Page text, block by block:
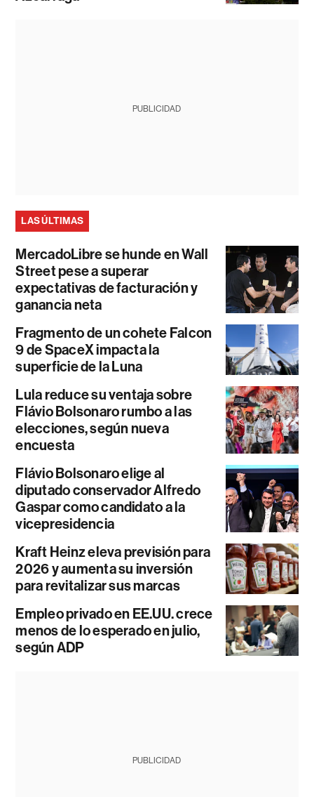
PUBLICIDAD
LAS ÚLTIMAS
MercadoLibre se hunde en Wall
Street pese a superar
expectativas de facturación y
ganancia neta
Fragmento de un cohete Falcon
9 de SpaceX impacta la
superficie de la Luna
Lula reduce su ventaja sobre
Flávio Bolsonaro rumbo a las
elecciones, según nueva
encuesta
Flávio Bolsonaro elige al
diputado conservador Alfredo
Gaspar como candidato a la
vicepresidencia
Kraft Heinz eleva previsión para
2026 y aumenta su inversión
para revitalizar sus marcas
Empleo privado en EE.UU. crece
menos de lo esperado en julio,
según ADP
PUBLICIDAD